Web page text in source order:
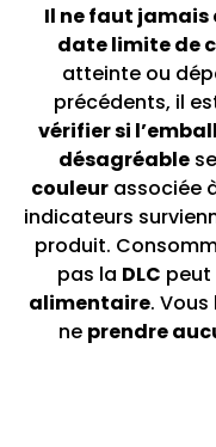
Il ne faut
date limite de
atteinte ou
précédents, il
vérifier si
désagréable
couleurassociée
indicateurs
produit.
pas la DLC peut
alimentaire. Vous
ne prendre